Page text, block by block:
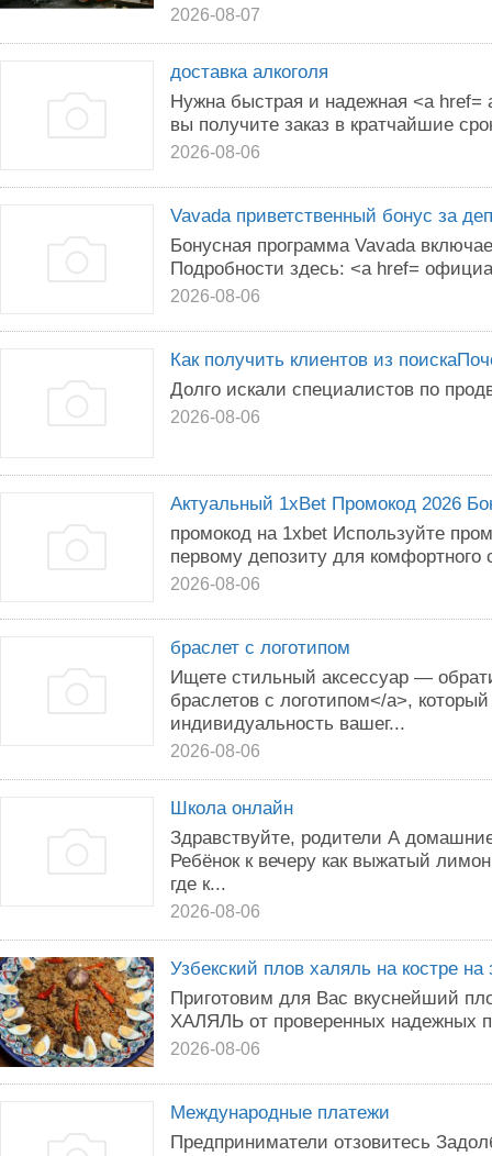
2026-08-07
доставка алкоголя
Нужна быстрая и надежная <a href=
вы получите заказ в кратчайшие
2026-08-06
Vavada приветственный бонус за
Бонусная программа Vavada
Подробности здесь: <a href=
2026-08-06
Как получить клиентов из
Долго искали специалистов по
2026-08-06
Актуальный 1xBet Промокод 2026
промокод на 1xbet Используйте
первому депозиту для комфортного
2026-08-06
браслет с логотипом
Ищете стильный аксессуар —
браслетов с логотипом</a>,
индивидуальность вашег...
2026-08-06
Школа онлайн
Здравствуйте, родители А
Ребёнок к вечеру как выжатый
где к...
2026-08-06
Узбекский плов халяль на костре на
Приготовим для Вас вкуснейший
ХАЛЯЛЬ от проверенных надежных
2026-08-06
Международные платежи
Предприниматели отзовитесь